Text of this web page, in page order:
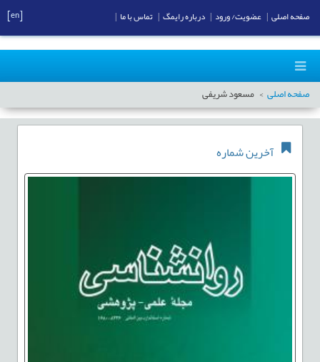
صفحه اصلی مسعود شریفی
آخرین شماره
صفحه اصلی عضویت/ ورود درباره رایمگ تماس با ما